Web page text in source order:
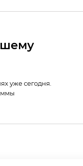
уже сегодня.